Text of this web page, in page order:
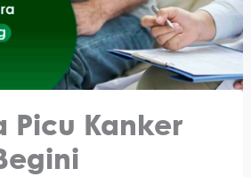
Picu Kanker